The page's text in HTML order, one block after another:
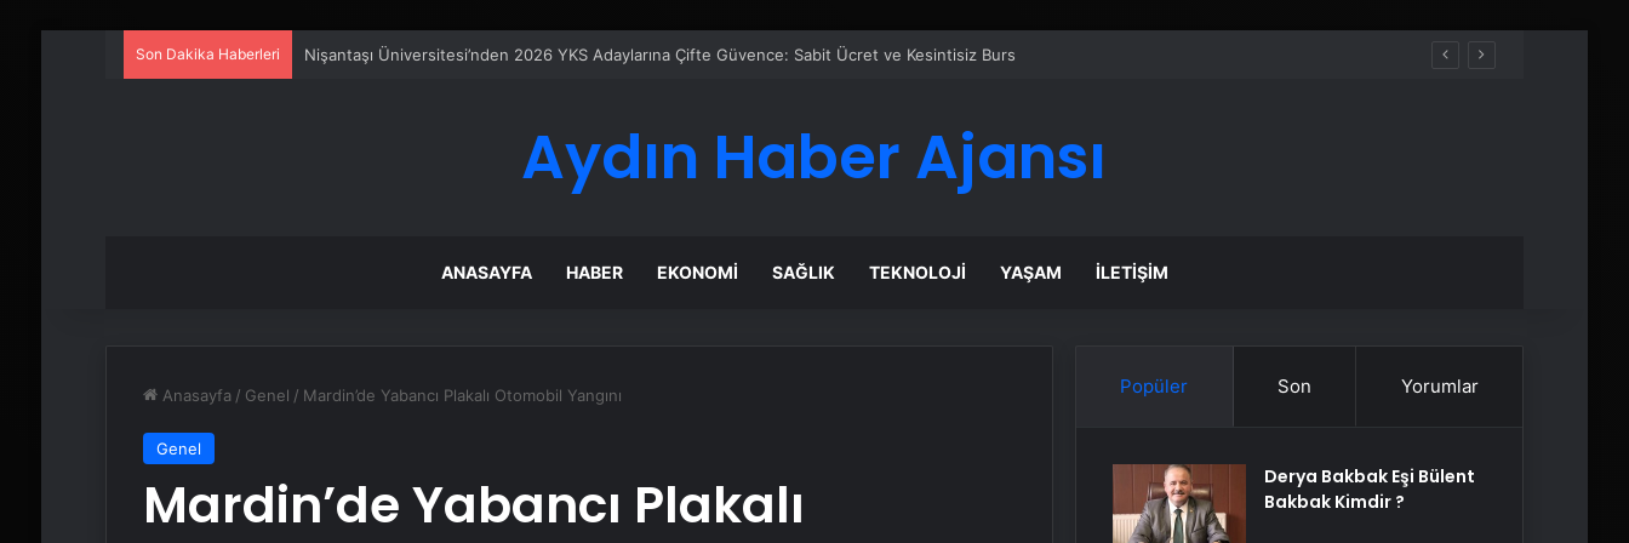
Son Dakika Haberleri Fiber İnternet Nedir ve Ev İnterneti Nasıl Seçilir
Aydın Haber Ajansı
ANASAYFA HABER EKONOMI SAĞLIK TEKNOLOJI YAŞAM İLETIŞIM
Anasayfa / Genel / Mardin’de Yabancı Plakalı Otomobil Yangını
Genel
Mardin’de Yabancı Plakalı
Popüler Son Yorumlar
Derya Bakbak Eşi Bülent
Bakbak Kimdir ?